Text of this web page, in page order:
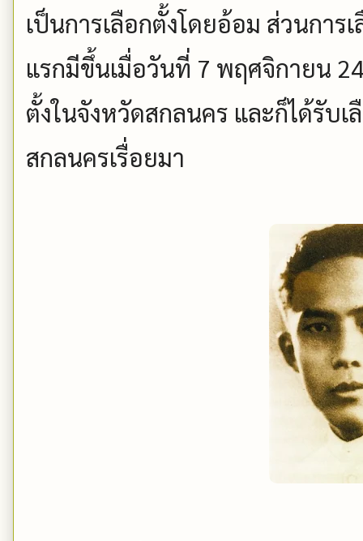
เป็นการเลือกตั้งโดยอ้อม ส่วนการ
แรกมีขึ้นเมื่อวันที่ 7 พฤศจิกายน
ตั้งในจังหวัดสกลนคร และก็ได้รับ
สกลนครเรื่อยมา